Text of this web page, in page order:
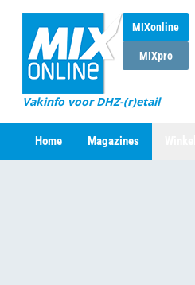
MIXonline
MIXpro
Vakinfo voor DHZ-(r)etail
Home Magazines